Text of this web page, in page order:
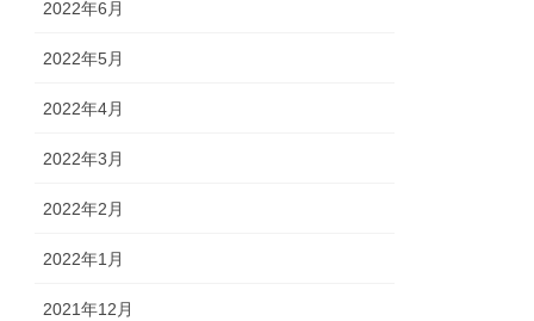
2022年6月
2022年5月
2022年4月
2022年3月
2022年2月
2022年1月
2021年12月